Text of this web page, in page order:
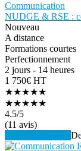
Communication
NUDGE & RSE :
Nouveau
A distance
Formations courtes
Perfectionnement
2 jours - 14 heures
1 750€ HT
★★★★★
★★★★★
4.5/5
(11 avis)